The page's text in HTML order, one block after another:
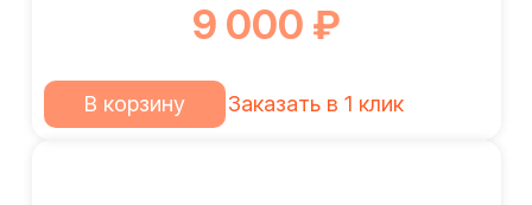
9 000 ₽
В корзину Заказать в 1 клик